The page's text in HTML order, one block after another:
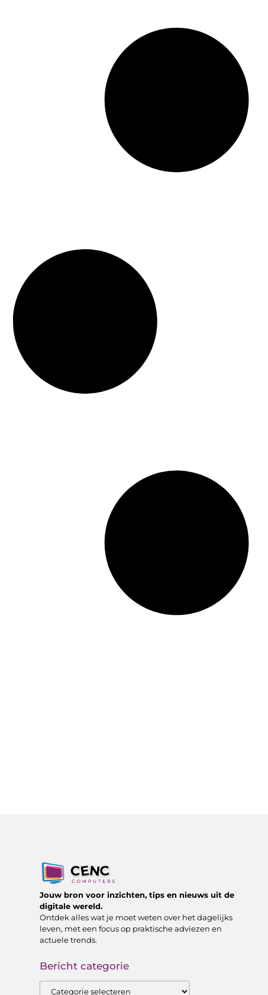
Jouw bron voor inzichten, tips en nieuws uit de
digitale wereld.
Ontdek alles wat je moet weten over het dagelijks
leven, met een focus op praktische adviezen en
actuele trends.
Bericht categorie